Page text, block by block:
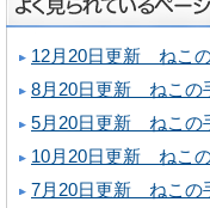
12月20日更新 ねこ
8月20日更新 ねこの
5月20日更新 ねこの
10月20日更新 ねこ
7月20日更新 ねこの